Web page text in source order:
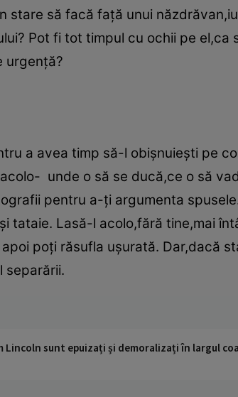
stare să facă faţă unui
Pot fi tot timpul cu ochii pe el,ca
urgenţă?
a avea timp să-l obişnuieşti pe
unde o să se ducă,ce o să
pentru a-ţi argumenta
tataie. Lasă-l acolo,fără tine,mai
poţi răsufla uşurată. Dar,dacă
separării.
Lincoln sunt epuizați și demoralizați în largul